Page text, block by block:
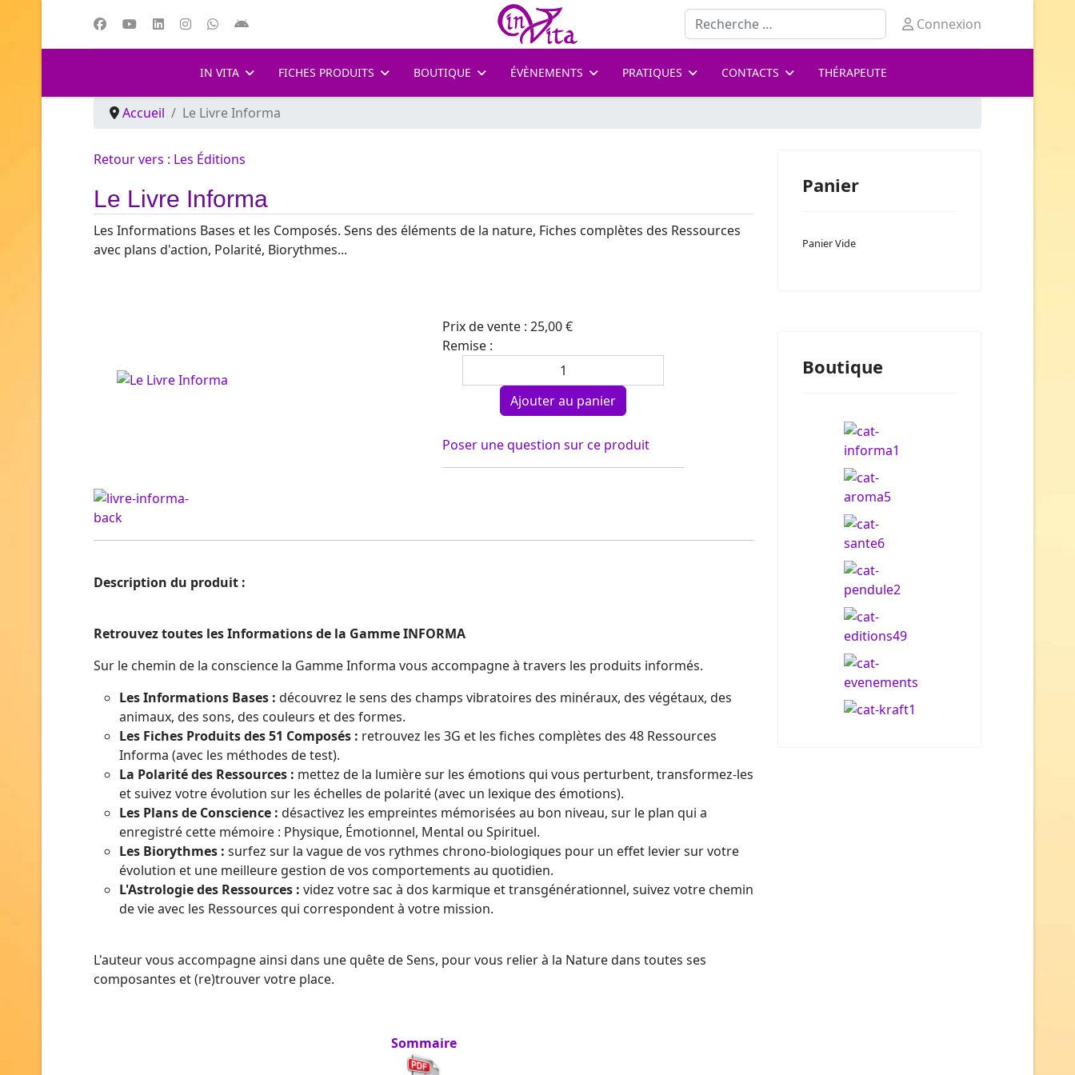
Rechercher Connexion
IN VITA FICHES PRODUITS BOUTIQUE ÉVÈNEMENTS PRATIQUES CONTACTS THÉRAPEUTE
Accueil Le Livre Informa
Retour vers : Les Éditions
Le Livre Informa
Les Informations Bases et les Composés. Sens des éléments de la nature, Fiches complètes des Ressources
avec plans d'action, Polarité, Biorythmes...
Prix ​​de vente : 25,00 €
Remise :
Poser une question sur ce produit
Description du produit :
Retrouvez toutes les Informations de la Gamme INFORMA
Sur le chemin de la conscience la Gamme Informa vous accompagne à travers les produits informés.
Les Informations Bases : découvrez le sens des champs vibratoires des minéraux, des végétaux, des
animaux, des sons, des couleurs et des formes.
Les Fiches Produits des 51 Composés : retrouvez les 3G et les fiches complètes des 48 Ressources
Informa (avec les méthodes de test).
La Polarité des Ressources : mettez de la lumière sur les émotions qui vous perturbent, transformez-les
et suivez votre évolution sur les échelles de polarité (avec un lexique des émotions).
Les Plans de Conscience : désactivez les empreintes mémorisées au bon niveau, sur le plan qui a
enregistré cette mémoire : Physique, Émotionnel, Mental ou Spirituel.
Les Biorythmes : surfez sur la vague de vos rythmes chrono-biologiques pour un effet levier sur votre
évolution et une meilleure gestion de vos comportements au quotidien.
L'Astrologie des Ressources : videz votre sac à dos karmique et transgénérationnel, suivez votre chemin
de vie avec les Ressources qui correspondent à votre mission.
L'auteur vous accompagne ainsi dans une quête de Sens, pour vous relier à la Nature dans toutes ses
composantes et (re)trouver votre place.
Sommaire
Panier
Panier Vide
Boutique